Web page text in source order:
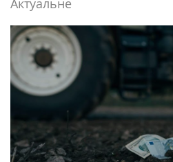
Актуальне